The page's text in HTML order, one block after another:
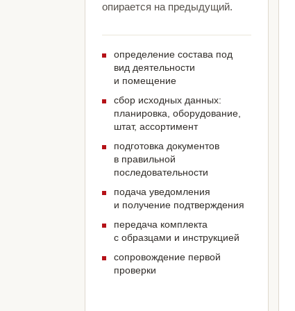
опирается на предыдущий.
определение состава под
вид деятельности
и помещение
сбор исходных данных:
планировка, оборудование,
штат, ассортимент
подготовка документов
в правильной
последовательности
подача уведомления
и получение подтверждения
передача комплекта
с образцами и инструкцией
сопровождение первой
проверки